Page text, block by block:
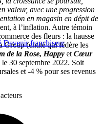
Devenir franchiseur
valeur, avec une progression
en magasin en dépit de
à l’inflation. Autre témoin
des fleurs : la hausse
Group (entité qui fédère les
de la Rose, Happy et Cœur
30 septembre 2022. Soit
et -4 % pour ses revenus